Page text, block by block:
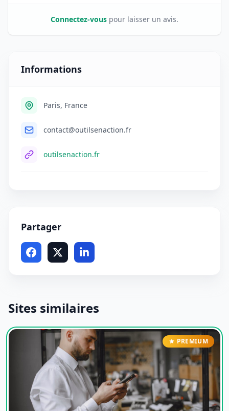
Connectez-vous pour laisser un avis.
Informations
Paris, France
contact@outilsenaction.fr
outilsenaction.fr
Partager
Sites similaires
PREMIUM